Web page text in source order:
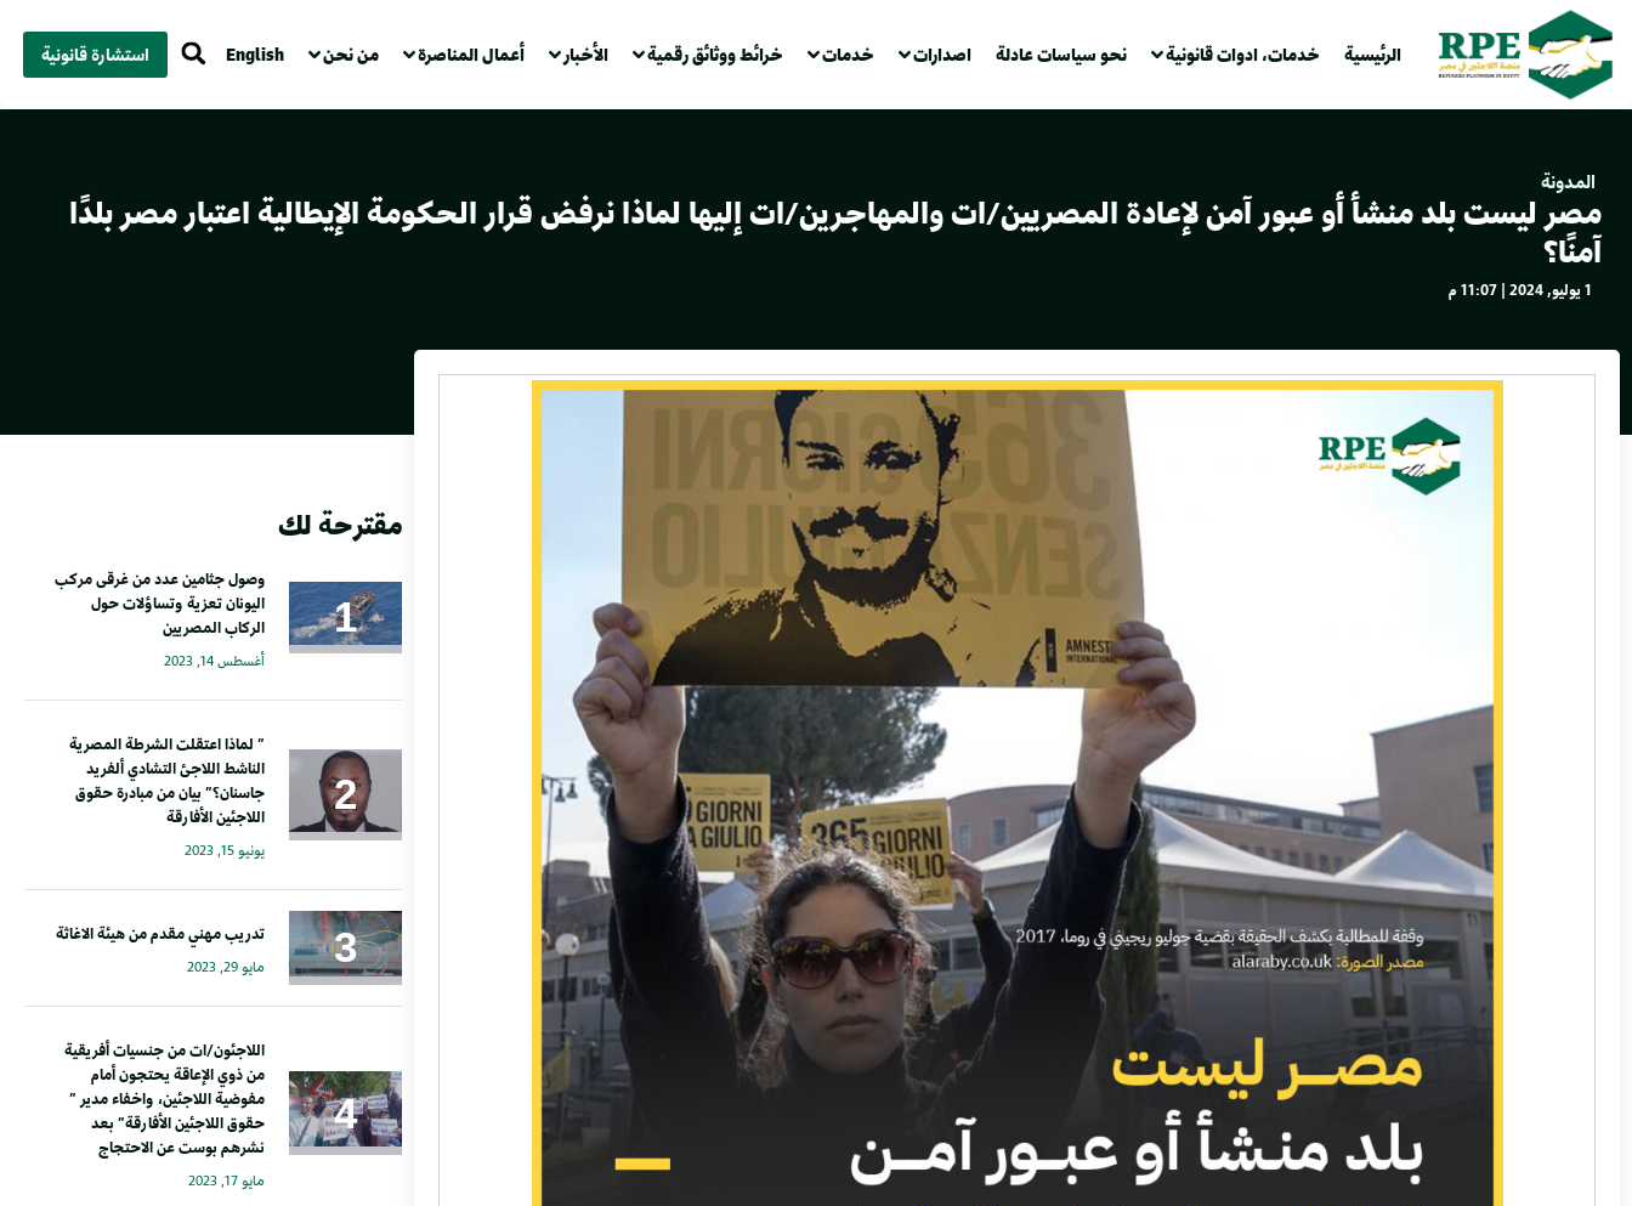
الرئيسية خدمات، ادوات قانونية نحو سياسات عادلة اصدارات خدمات خرائط ووثائق رقمية الأخبار أعمال المناصرة من نحن English استشارة قانونية
المدونة
مصر ليست بلد منشأ أو عبور آمن لإعادة المصريين/ات والمهاجرين/ات إليها لماذا نرفض قرار الحكومة الإيطالية اعتبار مصر بلدًا
آمنًا؟
1 يوليو, 2024 | 11:07 م
مقترحة لك
وصول جثامين عدد من غرقى مركب
اليونان تعزية وتساؤلات حول
الركاب المصريين
أغسطس 14, 2023
” لماذا اعتقلت الشرطة المصرية
الناشط اللاجئ التشادي ألفريد
جاسنان؟” بيان من مبادرة حقوق
اللاجئين الأفارقة
يونيو 15, 2023
تدريب مهني مقدم من هيئة الاغاثة
مايو 29, 2023
اللاجئون/ات من جنسيات أفريقية
من ذوي الإعاقة يحتجون أمام
مفوضية اللاجئين، واخفاء مدير ”
حقوق اللاجئين الأفارقة” بعد
نشرهم بوست عن الاحتجاج
مايو 17, 2023